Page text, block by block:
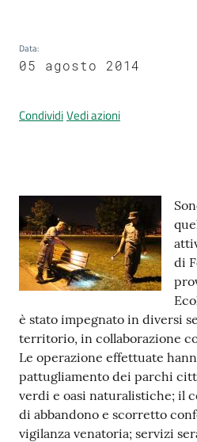
Prenotazione
appuntamenti
l
t
a
M
e
t
e
o
Tutti
gli
argomenti...
Data:
05 agosto 2014
CondividiVedi azioni
Contenuto
di
è stato impegnato in diversi
territorio, in collaborazione
Le operazione effettuate
pattugliamento dei parchi
verdi e oasi naturalistiche; il
di abbandono e scorretto
vigilanza venatoria; servizi